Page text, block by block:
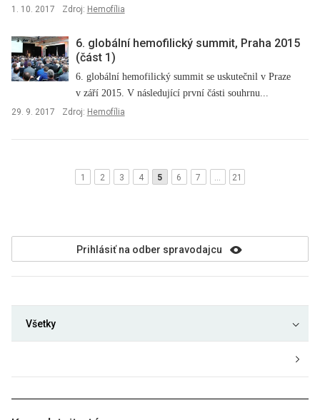
1. 10. 2017 Zdroj: Hemofília
6. globální hemofilický summit, Praha 2015
(část 1)
6. globální hemofilický summit se uskutečnil v Praze
v září 2015. V následující první části souhrnu...
29. 9. 2017 Zdroj: Hemofília
1 2 3 4 5 6 7 … 21
Prihlásiť na odber spravodajcu
Všetky